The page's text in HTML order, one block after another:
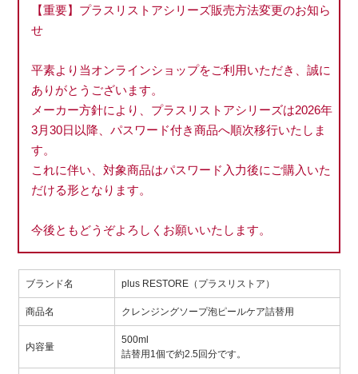
【重要】プラスリストアシリーズ販売方法変更のお知ら
せ
平素より当オンラインショップをご利用いただき、誠に
ありがとうございます。
メーカー方針により、プラスリストアシリーズは2026年
3月30日以降、パスワード付き商品へ順次移行いたしま
す。
これに伴い、対象商品はパスワード入力後にご購入いた
だける形となります。
今後ともどうぞよろしくお願いいたします。
ブランド名 plus RESTORE（プラスリストア）
商品名 クレンジングソープ泡ピールケア詰替用
内容量
500ml
詰替用1個で約2.5回分です。